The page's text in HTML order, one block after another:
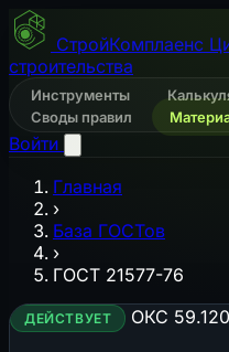
СтройКомплаенс
строительства
Инструменты
Своды правил
Войти
Главная
›
База ГОСТов
›
ГОСТ 21577-76
ДЕЙСТВУЕТ ОКС